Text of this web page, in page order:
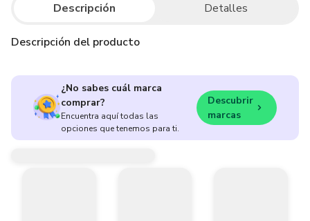
Descripción Detalles
Descripción del producto
¿No sabes cuál marca
comprar?
Encuentra aquí todas las
opciones que tenemos para ti.
Descubrir
marcas